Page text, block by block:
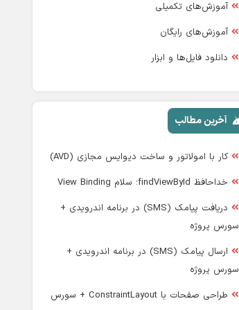
آموزش‌های تکمیلی
آموزش‌های رایگان
دانلود فایل‌ها و ابزار
آخرین مطالب
کار با امولاتور و ساخت دیوایس مجازی (AVD)
خداحافظ findViewById؛ سلام View Binding
دریافت پیامک (SMS) در برنامه اندرویدی +
سورس پروژه
ارسال پیامک (SMS) در برنامه اندرویدی +
سورس پروژه
طراحی صفحات با ConstraintLayout + سورس